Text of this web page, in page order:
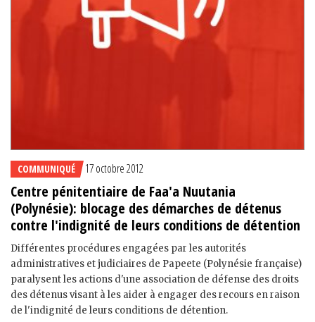
COMMUNIQUÉ 17 octobre 2012
Centre pénitentiaire de Faa'a Nuutania
(Polynésie): blocage des démarches de détenus
contre l'indignité de leurs conditions de détention
Différentes procédures engagées par les autorités
administratives et judiciaires de Papeete (Polynésie française)
paralysent les actions d'une association de défense des droits
des détenus visant à les aider à engager des recours en raison
de l'indignité de leurs conditions de détention.